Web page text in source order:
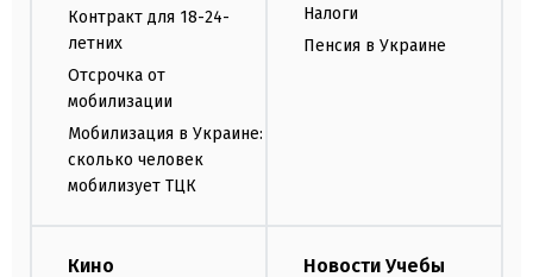
Контракт для 18-24-
летних
Отсрочка от
мобилизации
Мобилизация в Украине:
сколько человек
мобилизует ТЦК
Налоги
Пенсия в Украине
Кино Новости Учебы